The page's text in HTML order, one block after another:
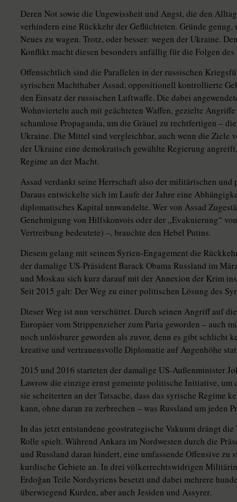
Deren Not sowie die Ungewissheit und Angst, die den
verhindern eine Rückkehr der Geflüchteten. Gründe
Neues zu wagen. Trotz, oder besser: wegen der Ukraine.
Konflikt macht diesen besonders anfällig für die Folgen
Offensichtlich sind die Parallelen in der russischen
syrischen Machthaber Assad, oppositionell kontrollierte
den Einsatz der russischen Luftwaffe. Die dabei
Wohnvierteln auch mit geächteten Waffen, gezielte
schamlose Propaganda, um die Gräuel zu rechtfertigen –
Ukraine. Die Mittel sind vergleichbar, auch wenn die Ziele
der Ukraine eine demokratisch gewählte Regierung
Regime an der Macht.
Assad verdankt seine Herrschaft also der militärischen
Daraus entwickelte sich im Laufe der Jahre eine
diplomatisches Kapital umwandelte. Wer von Assad
Genehmigung von Hilfskonvois oder der „Evakuierung“
Vertreibung bedeutete) –, brauchte den Hebel Putins.
Diesem gelang mit seinem Syrien-Engagement die
der damalige US-Präsident Barack Obama Russland im
und Moskau sich kurz darauf mit der Annexion der Krim
Seit 2015 galt: Der Weg zu einer politischen Lösung des
Dieser Weg ist nun verschüttet. Durch seinen Angriff auf
Europäer vom Strippenzieher zum Paria geworden – auch
noch unlösbarer geworden als zuvor, denn es gibt schlicht
kreative und vertrauensvolle Diplomatie auf Augenhöhe
2015 und 2016 starteten der damalige US-Außenminister
Lawrow die einzige ernst gemeinte politische Initiative,
sie scheiterten an der Tatsache, dass das syrische Regime
kann, ohne daran zu zerbrechen – was Russland um jeden
In das jetzt entstandene geostrategische Vakuum drängt
Rolle spielt. Während Ankara im Nordwesten durch die
und Russland daran hindert, eine umfassende Offensive
kurdische Gebiete an. In drei völkerrechtswidrigen
Erdoğan Teile Nordsyriens besetzt und dabei mehrere
überwiegend Kurden, aber auch Jesiden und Assyrer.